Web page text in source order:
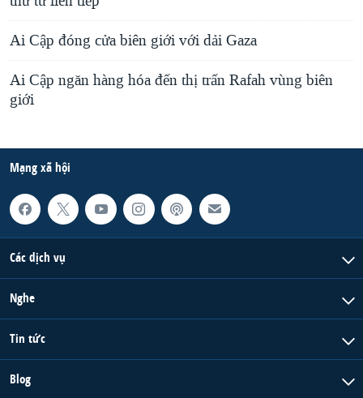
Ai Cập đóng cửa biên giới với dải Gaza
Ai Cập ngăn hàng hóa đến thị trấn Rafah vùng biên
giới
Mạng xã hội
Các dịch vụ
Nghe
Tin tức
Blog